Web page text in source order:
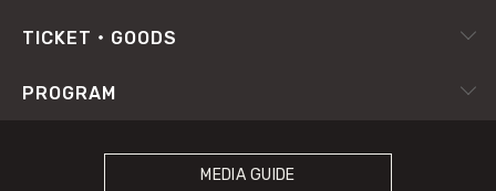
プライバシーポリシー
緊急地震速報の対応
Instagram
radiko.jp
TICKET・GOODS
RADIPASS TICKET
PROGRAM
MEDIA GUIDE